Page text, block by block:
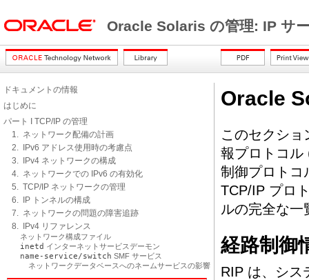
Oracle Solaris の管理: IP サ
ドキュメントの情報
はじめに
パート I TCP/IP の管理
1. ネットワーク配備の計画
2. IPv6 アドレス使用時の考慮点
3. IPv4 ネットワークの構成
4. ネットワークでの IPv6 の有効化
5. TCP/IP ネットワークの管理
6. IP トンネルの構成
7. ネットワークの問題の障害追跡
8. IPv4 リファレンス
ネットワーク構成ファイル
inetd インターネットサービスデーモン
name-service/switch SMF サービス
ネットワークデータベースへのネームサービスの影響
Oracle
このセクショ
報プロトコル
制御プロトコ
TCP/IP プロ
ルの完全な一
経路制御
RIP は、シス